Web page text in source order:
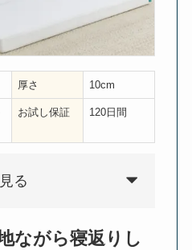
厚さ 10cm
お試し保証 120日間
る
ながら寝返りし